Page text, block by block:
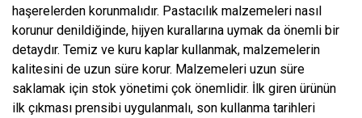
haşerelerden korunmalıdır. Pastacılık malzemeleri nasıl
korunur denildiğinde, hijyen kurallarına uymak da önemli bir
detaydır. Temiz ve kuru kaplar kullanmak, malzemelerin
kalitesini de uzun süre korur. Malzemeleri uzun süre
saklamak için stok yönetimi çok önemlidir. İlk giren ürünün
ilk çıkması prensibi uygulanmalı, son kullanma tarihleri